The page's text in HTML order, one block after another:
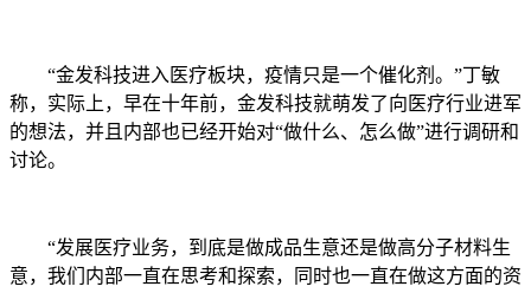
“金发科技进入医疗板块，疫情只是一个催化剂。”丁敏
称，实际上，早在十年前，金发科技就萌发了向医疗行业进军
的想法，并且内部也已经开始对“做什么、怎么做”进行调研和
讨论。
“发展医疗业务，到底是做成品生意还是做高分子材料生
意，我们内部一直在思考和探索，同时也一直在做这方面的资